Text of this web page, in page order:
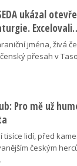
ukázal
jména, živá
přesah v
Pro mě už
tisíce lidí, před
českým